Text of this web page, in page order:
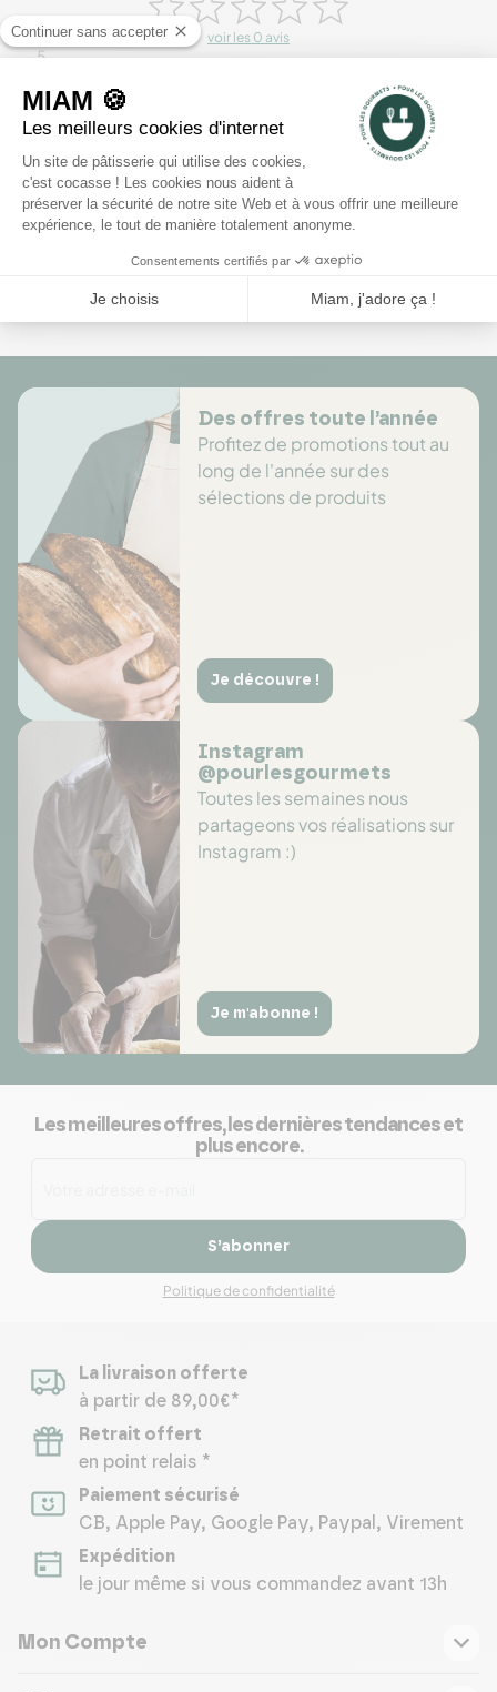
voir les 0 avis
5
3
2
1
Rédiger un avis
Des offres toute l’année
Profitez de promotions tout au
long de l'année sur des
sélections de produits
Je découvre !
Instagram
@pourlesgourmets
Toutes les semaines nous
partageons vos réalisations sur
Instagram :)
Je m'abonne !
Les meilleures offres, les dernières tendances et
plus encore.
S’abonner
Politique de confidentialité
La livraison offerte
à partir de 89,00€*
Retrait offert
en point relais *
Paiement sécurisé
CB, Apple Pay, Google Pay, Paypal, Virement
Expédition
le jour même si vous commandez avant 13h
Mon Compte